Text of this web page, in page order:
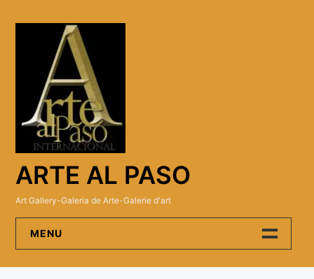
ARTE AL PASO
Art Gallery-Galeria de Arte-Galerie d'art
MENU